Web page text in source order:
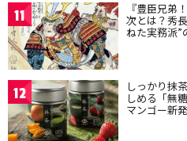
11 『豊臣兄弟
次とは？秀
ねた実務派”
12 しっかり抹
しめる「無
マンゴー新